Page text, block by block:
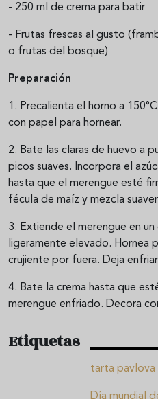
- 250 ml de crema para batir
- Frutas frescas al gusto
o frutas del bosque)
Preparación
1. Precalienta el horno a
con papel para hornear.
2. Bate las claras de huevo a
picos suaves. Incorpora el
hasta que el merengue esté
fécula de maíz y mezcla
3. Extiende el merengue en
ligeramente elevado. Hornea
crujiente por fuera. Deja
4. Bate la crema hasta que
merengue enfriado. Decora
Etiquetas
tarta pavlova
Día mundial